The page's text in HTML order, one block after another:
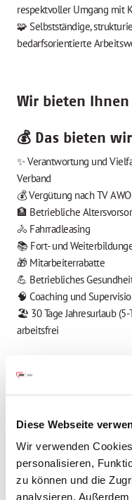
Diese Webseite
Wir verwenden
personalisieren,
zu können und die
analysieren.
respektvoller Umgang mit
🧩 Selbstständige,
bedarfsorientierte
Wir bieten Ihnen
💰 Das bieten
✨ Verantwortung und
Verband
💰 Vergütung nach TV
🏦 Betriebliche
🚴 Fahrradleasing
📚 Fort- und
🎁 Mitarbeiterrabatte
💪 Betriebliches
🧠 Coaching und
🏖️ 30 Tage Jahresurlaub (5-
arbeitsfrei
Bitte senden Sie Ihre
E-Mail an die angegebene
👉 Bewerbungen von
ausdrücklich erwünscht.